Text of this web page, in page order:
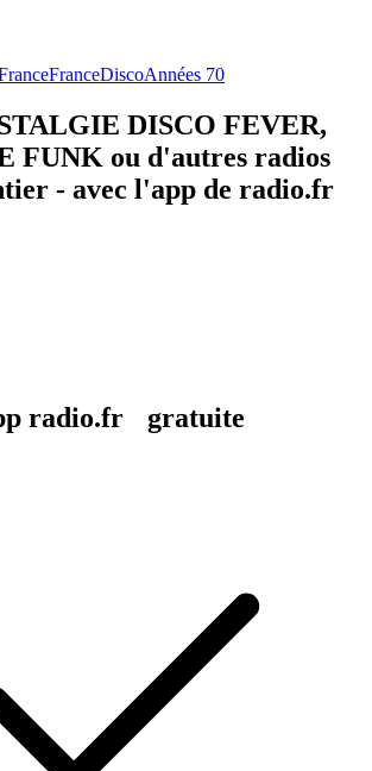
FranceDiscoAnnées 70
DISCO FEVER,
FUNK ou d'autres radios
- avec l'app de radio.fr
radio.fr gratuite